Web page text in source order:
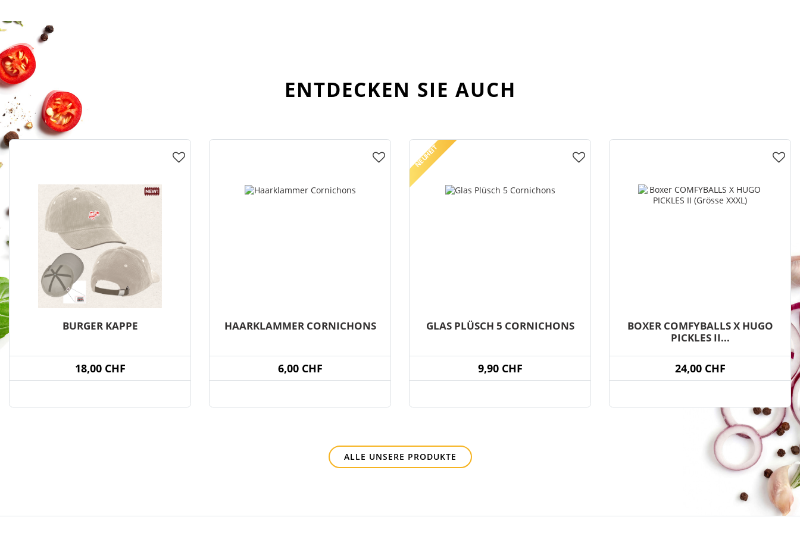
ENTDECKEN SIE AUCH
BURGER KAPPE
18,00 CHF
HAARKLAMMER CORNICHONS
6,00 CHF
NEUHEIT
GLAS PLÜSCH 5 CORNICHONS
9,90 CHF
BOXER COMFYBALLS X HUGO
PICKLES II...
24,00 CHF
ALLE UNSERE PRODUKTE